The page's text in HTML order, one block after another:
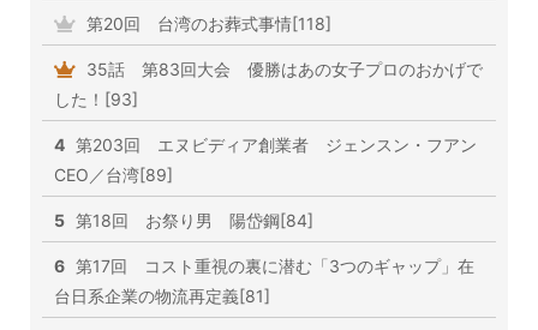
第20回 台湾のお葬式事情[118]
35話 第83回大会 優勝はあの女子プロのおかげで
した！[93]
4 第203回 エヌビディア創業者 ジェンスン・フアン
CEO／台湾[89]
5 第18回 お祭り男 陽岱鋼[84]
6 第17回 コスト重視の裏に潜む「3つのギャップ」在
台日系企業の物流再定義[81]